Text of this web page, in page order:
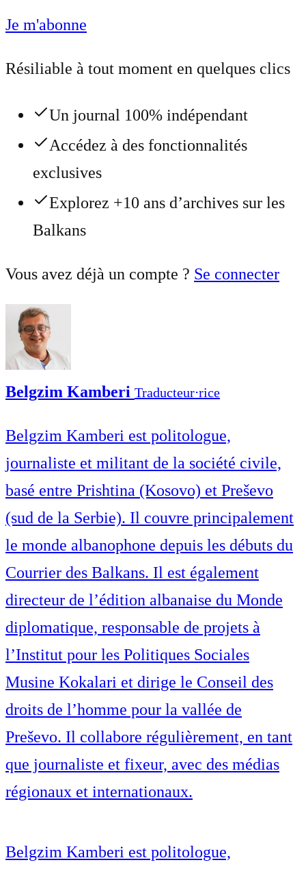
Je m'abonne
Résiliable à tout moment en quelques clics
Un journal 100% indépendant
Accédez à des fonctionnalités
exclusives
Explorez +10 ans d’archives sur les
Balkans
Vous avez déjà un compte ? Se connecter
Belgzim Kamberi Traducteur⋅rice
Belgzim Kamberi est politologue,
journaliste et militant de la société civile,
basé entre Prishtina (Kosovo) et Preševo
(sud de la Serbie). Il couvre principalement
le monde albanophone depuis les débuts du
Courrier des Balkans. Il est également
directeur de l’édition albanaise du Monde
diplomatique, responsable de projets à
l’Institut pour les Politiques Sociales
Musine Kokalari et dirige le Conseil des
droits de l’homme pour la vallée de
Preševo. Il collabore régulièrement, en tant
que journaliste et fixeur, avec des médias
régionaux et internationaux.
Belgzim Kamberi est politologue,